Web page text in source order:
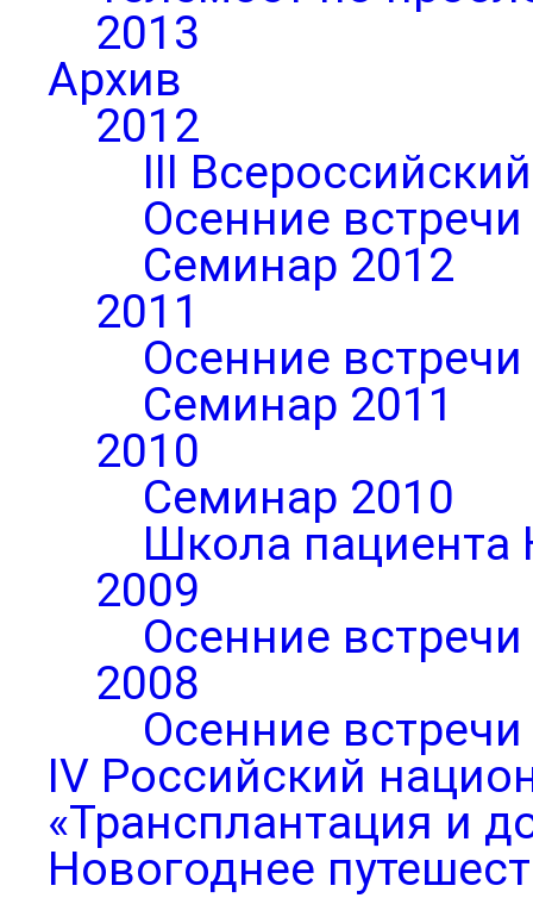
2013
Архив
2012
III
Осенние
Семинар 2012
2011
Осенние
Семинар 2011
2010
Семинар 2010
Школа пациента
2009
Осенние
2008
Осенние
IV Российский
«Трансплантация и
Новогоднее